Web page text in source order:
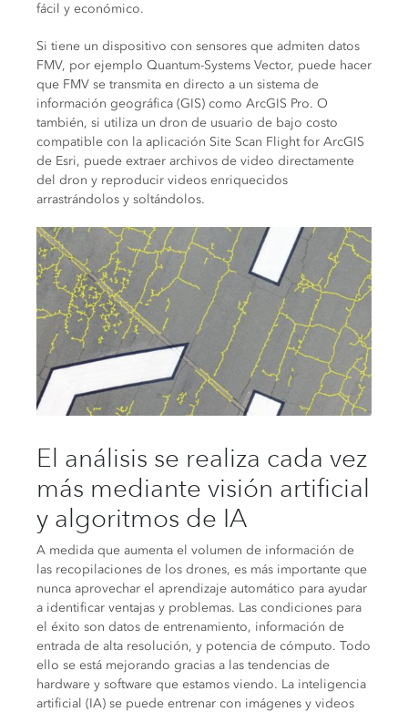
fácil y económico.
Si tiene un dispositivo con sensores que admiten datos
FMV, por ejemplo Quantum-Systems Vector, puede hacer
que FMV se transmita en directo a un sistema de
información geográfica (GIS) como ArcGIS Pro. O
también, si utiliza un dron de usuario de bajo costo
compatible con la aplicación Site Scan Flight for ArcGIS
de Esri, puede extraer archivos de video directamente
del dron y reproducir videos enriquecidos
arrastrándolos y soltándolos.
El análisis se realiza cada vez
más mediante visión artificial
y algoritmos de IA
A medida que aumenta el volumen de información de
las recopilaciones de los drones, es más importante que
nunca aprovechar el aprendizaje automático para ayudar
a identificar ventajas y problemas. Las condiciones para
el éxito son datos de entrenamiento, información de
entrada de alta resolución, y potencia de cómputo. Todo
ello se está mejorando gracias a las tendencias de
hardware y software que estamos viendo. La inteligencia
artificial (IA) se puede entrenar con imágenes y videos